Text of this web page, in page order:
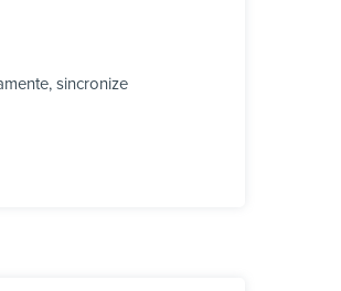
sincronize